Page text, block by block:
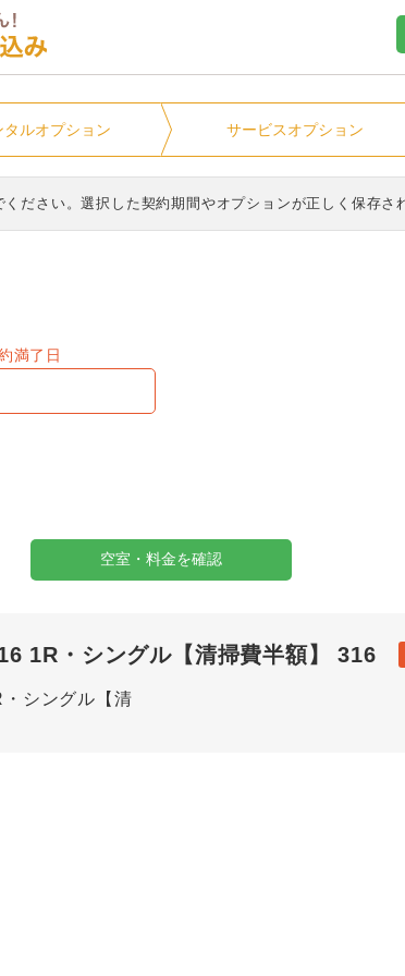
ンマンスリー
タルオプション サービスオプション
ださい。選択した契約期間やオプションが正しく保存さ
満了日
空室・料金を確認
1R・シングル【清掃費半額】 316